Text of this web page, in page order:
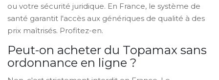
ou votre sécurité juridique. En France, le système de
santé garantit l'accès aux génériques de qualité à des
prix maîtrisés. Profitez-en.
Peut-on acheter du Topamax sans
ordonnance en ligne ?